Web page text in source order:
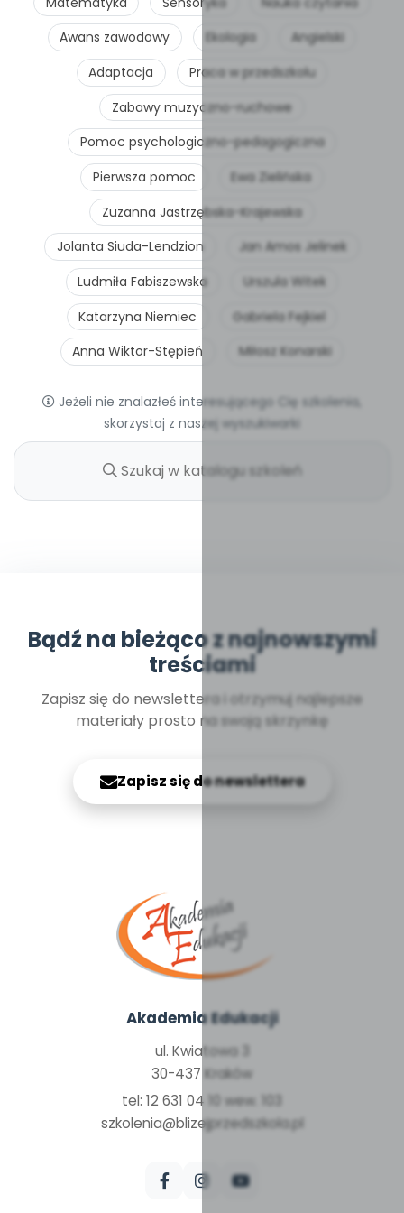
Awans zawodowy
Ekologia
Angielski
Adaptacja
Praca w przedszkolu
Zabawy muzyczno-ruchowe
Pomoc psychologiczno-pedagogiczna
Pierwsza pomoc
Ewa Zielińska
Zuzanna Jastrzębska-Krajewska
Jolanta Siuda-Lendzion
Jan Amos Jelinek
Ludmiła Fabiszewska
Urszula Witek
Katarzyna Niemiec
Gabriela Fejkiel
Anna Wiktor-Stępień
Miłosz Konarski
Jeżeli nie znalazłeś interesującego Cię szkolenia,
skorzystaj z naszej wyszukiwarki
Bądź na bieżąco z najnowszymi
treściami
Zapisz się do newslettera i otrzymuj najlepsze
materiały prosto na swoją skrzynkę
Zapisz się do newslettera
Akademia Edukacji
ul. Kwiatowa 3
30-437 Kraków
tel: 12 631 04 10 wew. 103
szkolenia@blizejprzedszkola.pl